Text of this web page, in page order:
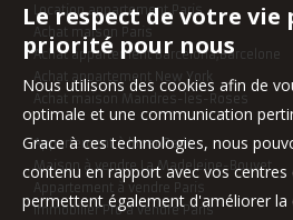
Location appartement Paris
Achat maison Paris
Achat appartement Barcelona,Barcelone
Achat appartement New York
Achat maison Mandres-les-Roses
Appartement à louer Paris
Maison à vendre La Madeleine-Bouvet
Appartement à vendre Paris
Immobilier Pro à vendre Paris
Le respect de votre vie
priorité pour nous
Nous utilisons des cookies afin de
optimale et une communication
Grace à ces technologies, nous
contenu en rapport avec vos centres
permettent également d'améliorer la